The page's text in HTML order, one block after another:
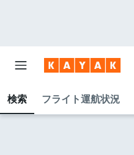
検索 フライト運航状況